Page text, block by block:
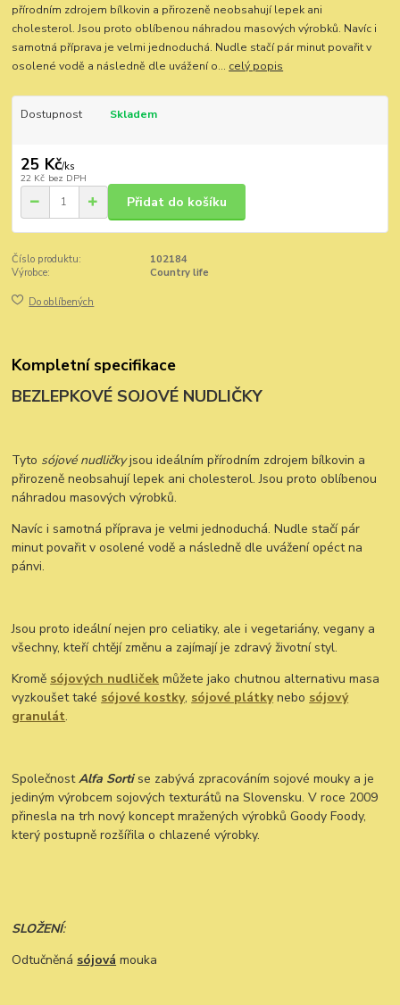
přírodním zdrojem bílkovin a přirozeně neobsahují lepek ani
cholesterol. Jsou proto oblíbenou náhradou masových výrobků. Navíc i
samotná příprava je velmi jednoduchá. Nudle stačí pár minut povařit v
osolené vodě a následně dle uvážení o... celý popis
Dostupnost Skladem
25 Kč/ks
22 Kč bez DPH
Přidat do košíku
Číslo produktu:
102184
Výrobce:
Country life
Do oblíbených
Kompletní specifikace
BEZLEPKOVÉ SOJOVÉ NUDLIČKY
Tyto sójové nudličkyjsou ideálním přírodním zdrojem bílkovin a
přirozeně neobsahují lepek ani cholesterol. Jsou proto oblíbenou
náhradou masových výrobků.
Navíc i samotná příprava je velmi jednoduchá. Nudle stačí pár
minut povařit v osolené vodě a následně dle uvážení opéct na
pánvi.
Jsou proto ideální nejen pro celiatiky, ale i vegetariány, vegany a
všechny, kteří chtějí změnu a zajímají je zdravý životní styl.
Kromě sójových nudliček můžete jako chutnou alternativu masa
vyzkoušet také sójové kostky, sójové plátkynebo sójový
granulát.
SpolečnostAlfa Sortise zabývá zpracováním sojové mouky a je
jediným výrobcem sojových texturátů na Slovensku. V roce 2009
přinesla na trh nový koncept mražených výrobků Goody Foody,
který postupně rozšířila o chlazené výrobky.
SLOŽENÍ:
Odtučněná sójová mouka